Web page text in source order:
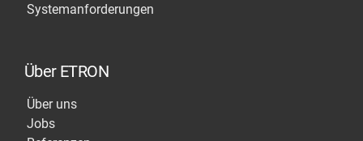
Systemanforderungen
Über ETRON
Über uns
Jobs